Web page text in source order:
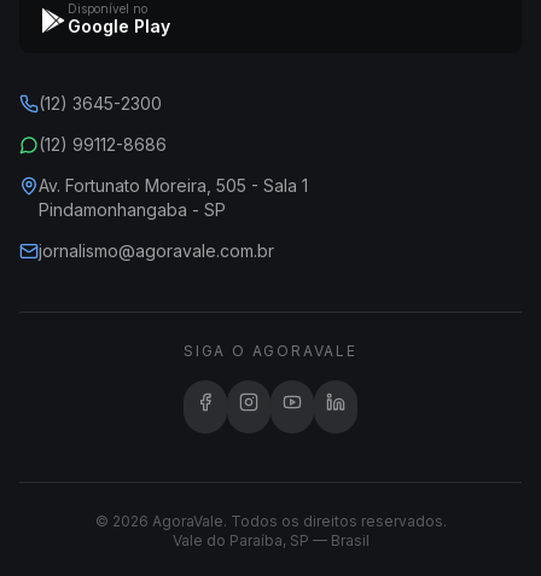
Disponível no
Google Play
(12) 3645-2300
(12) 99112-8686
Av. Fortunato Moreira, 505 - Sala 1
Pindamonhangaba - SP
jornalismo@agoravale.com.br
SIGA O AGORAVALE
© 2026 AgoraVale. Todos os direitos reservados.
Vale do Paraíba, SP — Brasil